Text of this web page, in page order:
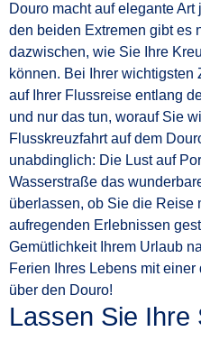
Douro macht auf elegante
den beiden Extremen gibt es
dazwischen, wie Sie Ihre
können. Bei Ihrer wichtigsten
auf Ihrer Flussreise entlang
und nur das tun, worauf Sie
Flusskreuzfahrt auf dem
unabdinglich: Die Lust auf
Wasserstraße das
überlassen, ob Sie die Reise
aufregenden Erlebnissen
Gemütlichkeit Ihrem Urlaub
Ferien Ihres Lebens mit
über den Douro!
Lassen Sie Ihre